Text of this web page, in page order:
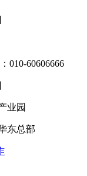
010-60606666
业园
东总部